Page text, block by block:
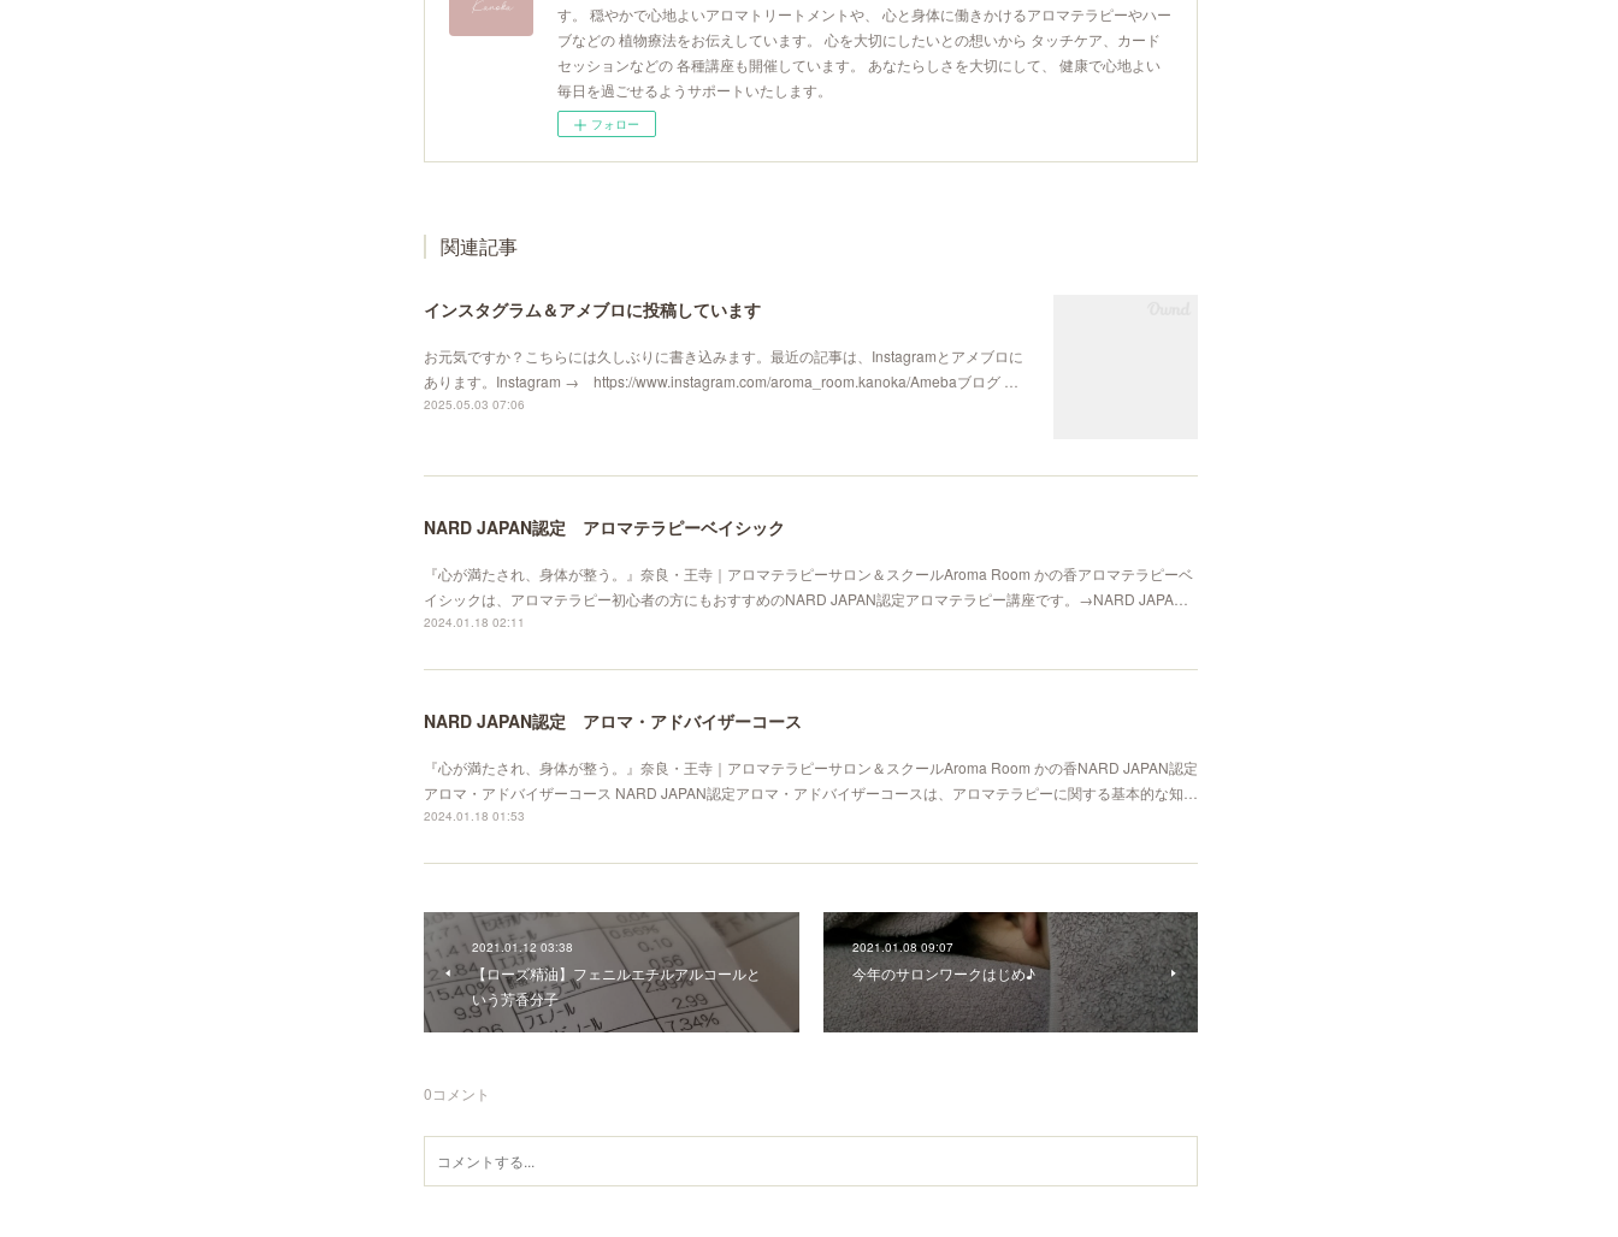
す。 穏やかで心地よいアロマトリートメントや、 心と身体に働きかけるアロマテラピーやハー
ブなどの 植物療法をお伝えしています。 心を大切にしたいとの想いから タッチケア、カード
セッションなどの 各種講座も開催しています。 あなたらしさを大切にして、 健康で心地よい
毎日を過ごせるようサポートいたします。
フォロー
関連記事
インスタグラム＆アメブロに投稿しています
お元気ですか？こちらには久しぶりに書き込みます。最近の記事は、Instagramとアメブロに
あります。Instagram → https://www.instagram.com/aroma_room.kanoka/Amebaブログ …
2025.05.03 07:06
NARD JAPAN認定 アロマテラピーベイシック
『心が満たされ、身体が整う。』奈良・王寺｜アロマテラピーサロン＆スクールAroma Room かの香アロマテラピーベ
イシックは、アロマテラピー初心者の方にもおすすめのNARD JAPAN認定アロマテラピー講座です。→NARD JAPA…
2024.01.18 02:11
NARD JAPAN認定 アロマ・アドバイザーコース
『心が満たされ、身体が整う。』奈良・王寺｜アロマテラピーサロン＆スクールAroma Room かの香NARD JAPAN認定
アロマ・アドバイザーコース NARD JAPAN認定アロマ・アドバイザーコースは、アロマテラピーに関する基本的な知…
2024.01.18 01:53
2021.01.12 03:38
【ローズ精油】フェニルエチルアルコールと
いう芳香分子
2021.01.08 09:07
今年のサロンワークはじめ♪
0コメント